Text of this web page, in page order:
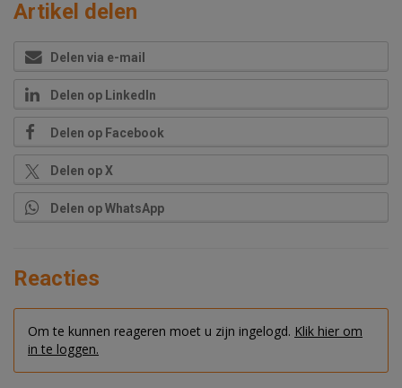
Artikel delen
Delen via e-mail
Delen op LinkedIn
Delen op Facebook
Delen op X
Delen op WhatsApp
Reacties
Om te kunnen reageren moet u zijn ingelogd. Klik hier om
in te loggen.